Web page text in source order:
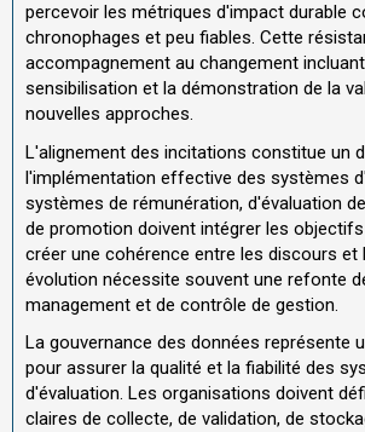
percevoir les métriques d'impact durable
chronophages et peu fiables. Cette
accompagnement au changement
sensibilisation et la démonstration de la
nouvelles approches.
L'alignement des incitations constitue un
l'implémentation effective des systèmes
systèmes de rémunération, d'évaluation
de promotion doivent intégrer les
créer une cohérence entre les discours et
évolution nécessite souvent une refonte
management et de contrôle de gestion.
La gouvernance des données représente
pour assurer la qualité et la fiabilité des
d'évaluation. Les organisations doivent
claires de collecte, de validation, de